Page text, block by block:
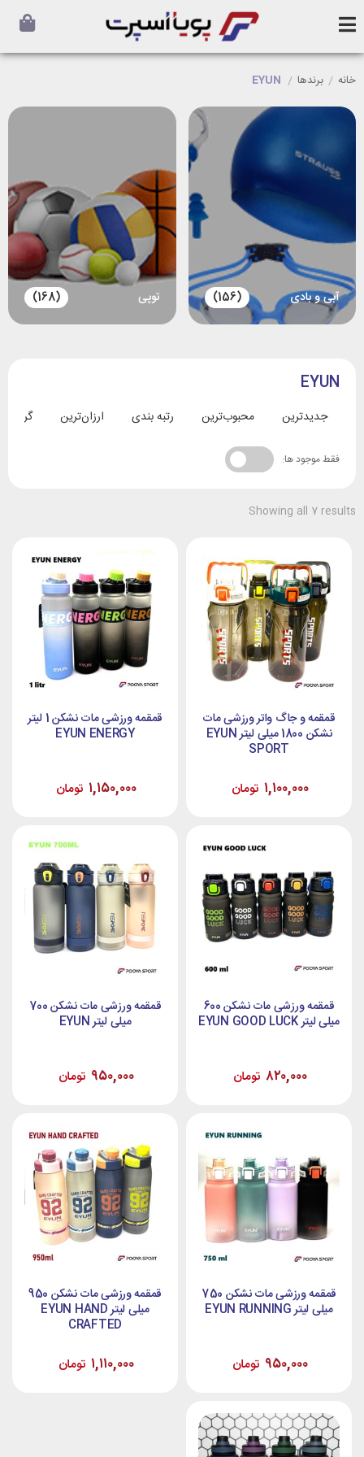
خانه / برندها /
EYUN
آبی و بادی (156) توپی (168)
EYUN
جدیدترین محبوب‌ترین رتبه بندی ارزان‌ترین
فقط موجود ها:
Showing all 7 results
قمقمه و جاگ واتر ورزشی مات
نشکن 1800 میلی لیتر EYUN
SPORT
تومان ۱,۱۰۰,۰۰۰
قمقمه ورزشی مات نشکن 1 لیتر
EYUN ENERGY
تومان ۱,۱۵۰,۰۰۰
قمقمه ورزشی مات نشکن 600
میلی لیتر EYUN GOOD LUCK
تومان ۸۲۰,۰۰۰
قمقمه ورزشی مات نشکن 700
میلی لیتر EYUN
تومان ۹۵۰,۰۰۰
قمقمه ورزشی مات نشکن 750
میلی لیتر EYUN RUNNING
تومان ۹۵۰,۰۰۰
قمقمه ورزشی مات نشکن 950
میلی لیتر EYUN HAND
CRAFTED
تومان ۱,۱۱۰,۰۰۰